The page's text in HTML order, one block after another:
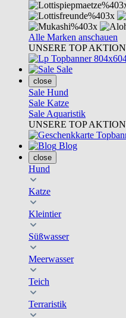
Alle Marken anschauen
UNSERE TOP AKTION
Sale
close
Sale Hund
Sale Katze
Sale Aquaristik
UNSERE TOP AKTION
Blog
close
Hund
Katze
Kleintier
Süßwasser
Meerwasser
Teich
Terraristik